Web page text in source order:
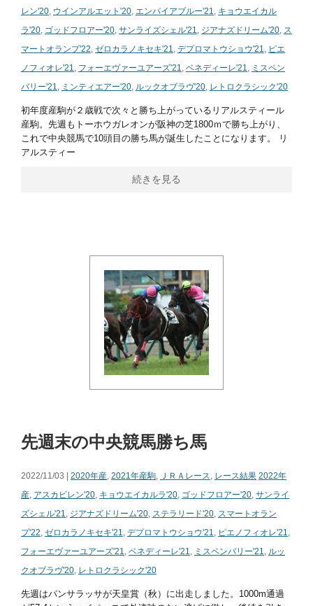
レン'20 ウインアルエット'20 エンパイアブルー'21
キョウエイカル
ラ'20 ゴッドフロアー'20 サンライズシェル'21 ジアナズドリーム'20 ス
マートオランプ'22 ゼロカラノキセキ'21 デプロマトウショウ'21
ピエ
ノフィオレ'21
フォーエヴァーユアーズ'21 ベネディーレ'21
ミスペン
バリー'21
ミンティエアー'20 ルックオブラヴ'20 レトロクラシック'20
初年度産駒が２歳戦で次々と勝ち上がっているリアルスティール
産駒。先週もトーホウガレオンが阪神の芝1800ｍで勝ち上がり、
これで中央競馬で10頭目の勝ち馬が誕生したことになります。 リ
アルスティー
続きを見る
先週末の中央競馬勝ち馬
2022/11/03 | 2020年産 2021年産駒 ＪＲＡレース レース結果 2022年
産 アスカビレン'20 キョウエイカルラ'20 ゴッドフロアー'20 サンライ
ズシェル'21
ジアナズドリーム'20 ステラリード'20 スマートオラン
プ'22 ゼロカラノキセキ'21 デプロマトウショウ'21 ピエノフィオレ'21
フォーエヴァーユアーズ'21
ベネディーレ'21 ミスペンバリー'21
ルッ
クオブラヴ'20 レトロクラシック'20
先週はパンサラッサが天皇賞（秋）に出走しました。1000m通過